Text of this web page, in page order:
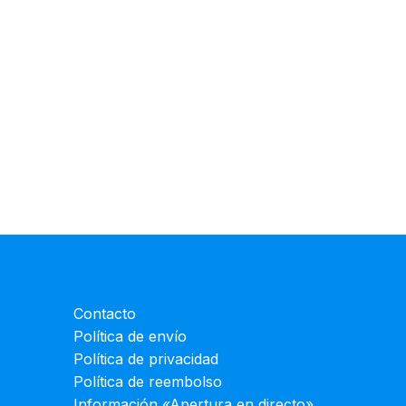
Contacto
Política de envío
Política de privacidad
Política de reembolso